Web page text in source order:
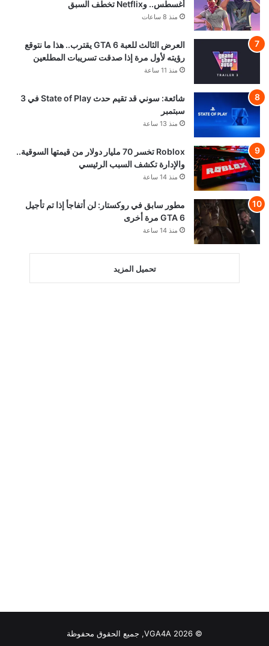
أغسطس.. وNetflix تخطف السبق
منذ 8 ساعات
العرض الثالث للعبة GTA 6 يقترب.. هذا ما نتوقع
رؤيته لأول مرة إذا صدقت تسريبات المطلعين
منذ 11 ساعة
شائعة: سوني قد تقيم حدث State of Play في 3
سبتمبر
منذ 13 ساعة
Roblox تخسر 70 مليار دولار من قيمتها السوقية..
والإدارة تكشف السبب الرئيسي
منذ 14 ساعة
مطور سابق في روكستار: لن أتفاجأ إذا تم تأجيل
GTA 6 مرة أخرى
منذ 14 ساعة
تحميل المزيد
© VGA4A 2026, جميع الحقوق محفوظة